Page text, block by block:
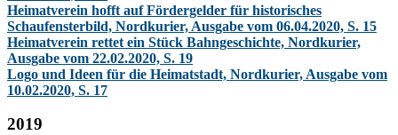
Heimatverein hofft auf Fördergelder für historisches
Schaufensterbild, Nordkurier, Ausgabe vom 06.04.2020, S. 15
Heimatverein rettet ein Stück Bahngeschichte, Nordkurier,
Ausgabe vom 22.02.2020, S. 19
Logo und Ideen für die Heimatstadt, Nordkurier, Ausgabe vom
10.02.2020, S. 17
2019